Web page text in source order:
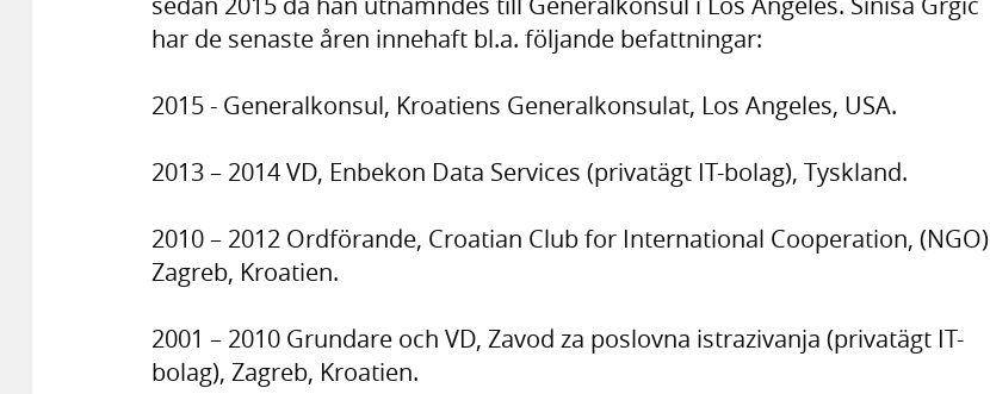
har de senaste åren innehaft bl.a. följande befattningar:
2015 - Generalkonsul, Kroatiens Generalkonsulat, Los Angeles, USA.
2013 – 2014 VD, Enbekon Data Services (privatägt IT-bolag), Tyskland.
2010 – 2012 Ordförande, Croatian Club for International Cooperation, (NGO)
Zagreb, Kroatien.
2001 – 2010 Grundare och VD, Zavod za poslovna istrazivanja (privatägt IT-
bolag), Zagreb, Kroatien.